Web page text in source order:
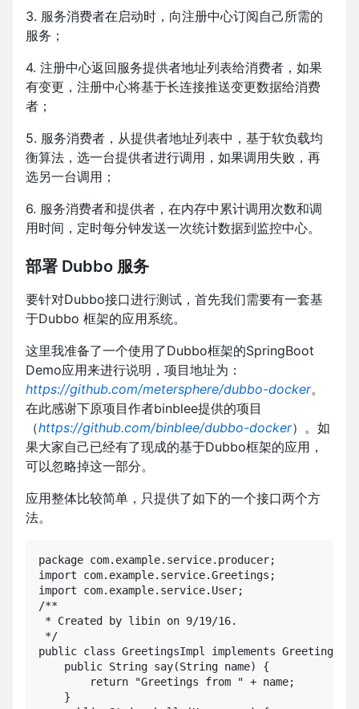
3. 服务消费者在启动时，向注册中心订阅自己所需的
服务；
4. 注册中心返回服务提供者地址列表给消费者，如果
有变更，注册中心将基于长连接推送变更数据给消费
者；
5. 服务消费者，从提供者地址列表中，基于软负载均
衡算法，选一台提供者进行调用，如果调用失败，再
选另一台调用；
6. 服务消费者和提供者，在内存中累计调用次数和调
用时间，定时每分钟发送一次统计数据到监控中心。
部署 Dubbo 服务
要针对Dubbo接口进行测试，首先我们需要有一套基
于Dubbo 框架的应用系统。
这里我准备了一个使用了Dubbo框架的SpringBoot
Demo应用来进行说明，项目地址为：
https://github.com/metersphere/dubbo-docker。
在此感谢下原项目作者binblee提供的项目
（https://github.com/binblee/dubbo-docker）。如
果大家自己已经有了现成的基于Dubbo框架的应用，
可以忽略掉这一部分。
应用整体比较简单，只提供了如下的一个接口两个方
法。
package com.example.service.producer;
import com.example.service.Greetings;
import com.example.service.User;
/**
* Created by libin on 9/19/16.
*/
public class GreetingsImpl implements Greetings {
    public String say(String name) {
        return "Greetings from " + name;
    }